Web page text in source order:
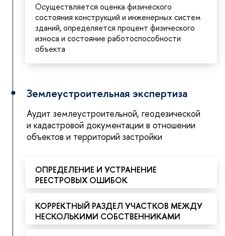
Осуществляется оценка физического
состояния конструкций и инженерных систем
зданий, определяется процент физического
износа и состояние работоспособности
объекта
Землеустроительная экспертиза
Аудит землеустроительной, геодезической
и кадастровой документации в отношении
объектов и территорий застройки
ОПРЕДЕЛЕНИЕ И УСТРАНЕНИЕ
РЕЕСТРОВЫХ ОШИБОК
КОРРЕКТНЫЙ РАЗДЕЛ УЧАСТКОВ МЕЖДУ
НЕСКОЛЬКИМИ СОБСТВЕННИКАМИ